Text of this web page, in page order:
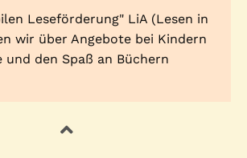
Leseförderung" LiA (Lesen in
wir über Angebote bei Kindern
und den Spaß an Büchern